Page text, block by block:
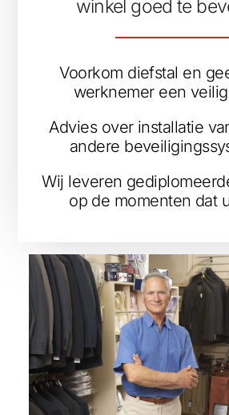
winkel goed te
Voorkom diefstal en
werknemer een
Advies over installatie
andere
Wij leveren
op de momenten dat